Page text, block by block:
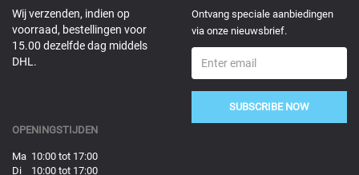
Wij verzenden, indien op
voorraad, bestellingen voor
15.00 dezelfde dag middels
DHL.
Ontvang speciale aanbiedingen
via onze nieuwsbrief.
SUBSCRIBE NOW
OPENINGSTIJDEN
Ma 10:00 tot 17:00
Di 10:00 tot 17:00